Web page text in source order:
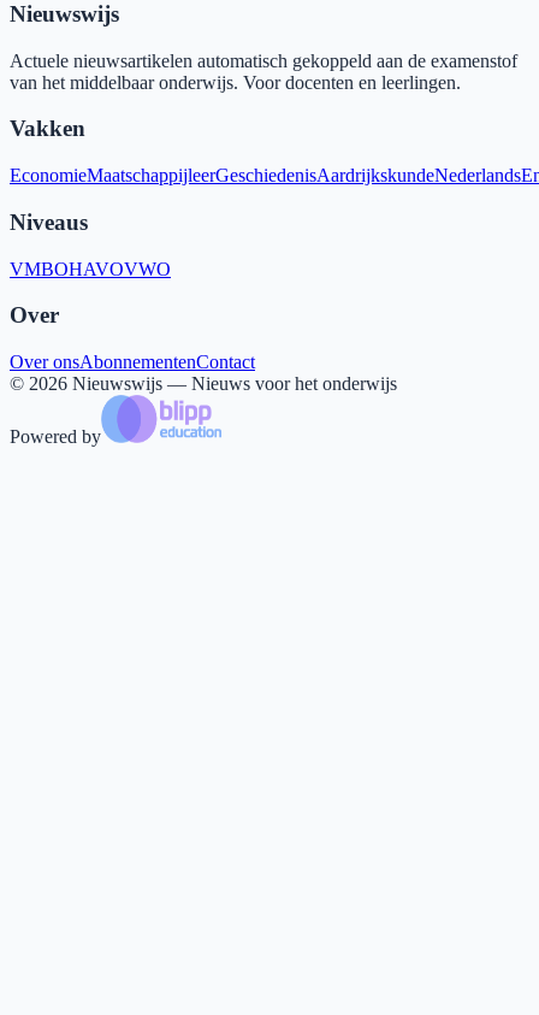
Nieuwswijs
Actuele nieuwsartikelen automatisch gekoppeld aan de examenstof
van het middelbaar onderwijs. Voor docenten en leerlingen.
Vakken
EconomieMaatschappijleerGeschiedenisAardrijkskundeNederlands
Niveaus
VMBOHAVOVWO
Over
Over onsAbonnementenContact
© 2026 Nieuwswijs — Nieuws voor het onderwijs
Powered by